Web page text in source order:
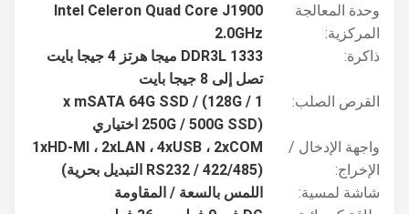
وحدة المعالجة
المركزية:
Intel Celeron Quad Core J1900
2.0GHz
ذاكرة:
DDR3L 1333 ميجا هرتز 4 جيجا بايت
تصل إلى 8 جيجا بايت
القرص الصلب:
1 x mSATA 64G SSD / (128G /
250G / 500G SSD) اختياري
واجهة الإدخال /
الإخراج:
1xHD-MI ، 2xLAN ، 4xUSB ، 2xCOM
شاشة لمسية:
اللمس بالسعة / المقاومة